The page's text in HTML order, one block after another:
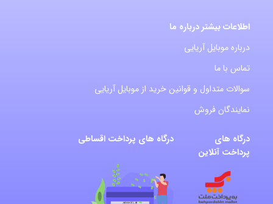
اطلاعات بیشتر درباره ما
درباره موبایل آریایی
تماس با ما
سوالات متداول و قوانین خرید از موبایل آریایی
نمایندگان فروش
درگاه های
پرداخت آنلاین
درگاه های پرداخت اقساطی